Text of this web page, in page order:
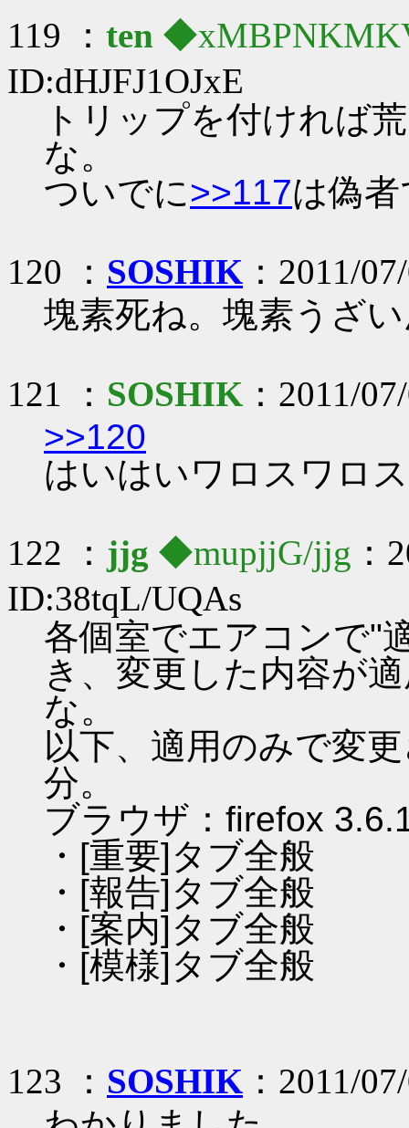
119 ： ten
ID:dHJFJ1OJxE
トリップを付ければ
な。
ついでに>>117は偽
120 ： SOSHIK ：2011/
塊素死ね。塊素うざ
121 ： SOSHIK ：2011/
>>120
はいはいワロスワロス
122 ： jjg ◆mupjjG/jjg ：
ID:38tqL/UQAs
各個室でエアコンで"
き、変更した内容が
な。
以下、適用のみで変
分。
ブラウザ：firefox
・[重要]タブ全般
・[報告]タブ全般
・[案内]タブ全般
・[模様]タブ全般
123 ： SOSHIK ：2011/